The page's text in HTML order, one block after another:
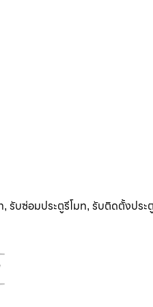
, รับซ่อมประตูรีโมท, รับติดตั้งประ